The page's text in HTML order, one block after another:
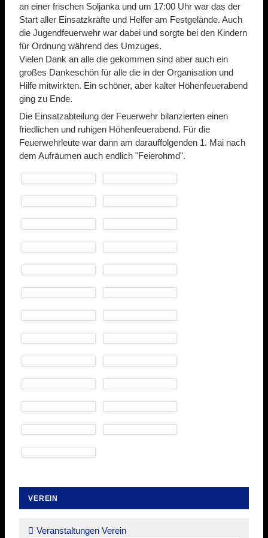
an einer frischen Soljanka und um 17:00 Uhr war das der
Start aller Einsatzkräfte und Helfer am Festgelände. Auch
die Jugendfeuerwehr war dabei und sorgte bei den Kindern
für Ordnung während des Umzuges.
Vielen Dank an alle die gekommen sind aber auch ein
großes Dankeschön für alle die in der Organisation und
Hilfe mitwirkten. Ein schöner, aber kalter Höhenfeuerabend
ging zu Ende.
Die Einsatzabteilung der Feuerwehr bilanzierten einen
friedlichen und ruhigen Höhenfeuerabend. Für die
Feuerwehrleute war dann am darauffolgenden 1. Mai nach
dem Aufräumen auch endlich "Feierohmd".
VEREIN
überspringen
Veranstaltungen Verein